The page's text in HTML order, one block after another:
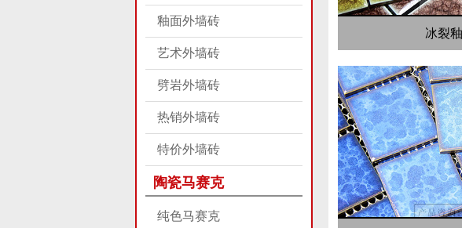
釉面外墙砖
艺术外墙砖
劈岩外墙砖
热销外墙砖
特价外墙砖
陶瓷马赛克
纯色马赛克
冰裂